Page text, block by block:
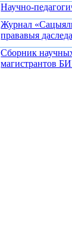
Научно-
Журнал
прававыя
Сборник
магистрантов